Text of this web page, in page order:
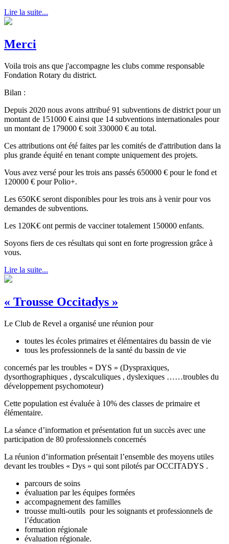
Lire la suite...
Merci
Voila trois ans que j'accompagne les clubs comme responsable
Fondation Rotary du district.
Bilan :
Depuis 2020 nous avons attribué 91 subventions de district pour un
montant de 151000 € ainsi que 14 subventions internationales pour
un montant de 179000 € soit 330000 € au total.
Ces attributions ont été faites par les comités de d'attribution dans la
plus grande équité en tenant compte uniquement des projets.
Vous avez versé pour les trois ans passés 650000 € pour le fond et
120000 € pour Polio+.
Les 650K€ seront disponibles pour les trois ans à venir pour vos
demandes de subventions.
Les 120K€ ont permis de vacciner totalement 150000 enfants.
Soyons fiers de ces résultats qui sont en forte progression grâce à
vous.
Lire la suite...
« Trousse Occitadys »
Le Club de Revel a organisé une réunion pour
toutes les écoles primaires et élémentaires du bassin de vie
tous les professionnels de la santé du bassin de vie
concernés par les troubles « DYS » (Dyspraxiques,
dysorthographiques , dyscalculiques , dyslexiques ……troubles du
développement psychomoteur)
Cette population est évaluée à 10% des classes de primaire et
élémentaire.
La séance d’information et présentation fut un succès avec une
participation de 80 professionnels concernés
La réunion d’information présentait l’ensemble des moyens utiles
devant les troubles « Dys » qui sont pilotés par OCCITADYS .
parcours de soins
évaluation par les équipes formées
accompagnement des familles
trousse multi-outils pour les soignants et professionnels de
l’éducation
formation régionale
évaluation régionale.